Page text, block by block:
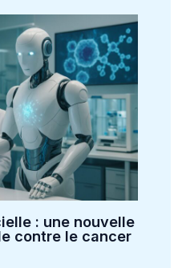
: une nouvelle
contre le cancer